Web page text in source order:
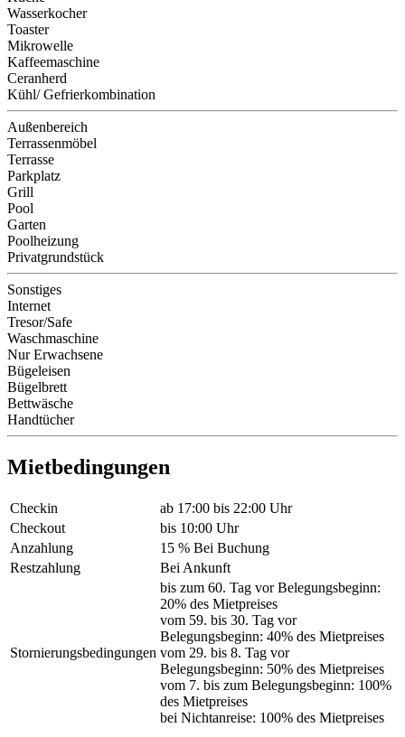
Wasserkocher
Toaster
Mikrowelle
Kaffeemaschine
Ceranherd
Kühl/ Gefrierkombination
Außenbereich
Terrassenmöbel
Terrasse
Parkplatz
Grill
Pool
Garten
Poolheizung
Privatgrundstück
Sonstiges
Internet
Tresor/Safe
Waschmaschine
Nur Erwachsene
Bügeleisen
Bügelbrett
Bettwäsche
Handtücher
Mietbedingungen
Checkin
ab 17:00 bis 22:00 Uhr
Checkout
bis 10:00 Uhr
Anzahlung
15 % Bei Buchung
Restzahlung
Bei Ankunft
Stornierungsbedingungen
bis zum 60. Tag vor Belegungsbeginn:
20% des Mietpreises
vom 59. bis 30. Tag vor
Belegungsbeginn: 40% des Mietpreises
vom 29. bis 8. Tag vor
Belegungsbeginn: 50% des Mietpreises
vom 7. bis zum Belegungsbeginn: 100%
des Mietpreises
bei Nichtanreise: 100% des Mietpreises